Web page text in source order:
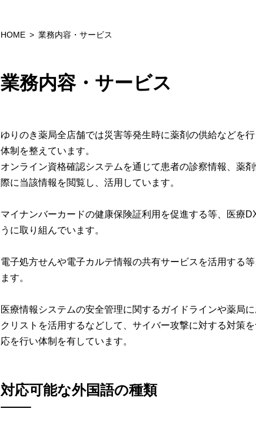
HOME 業務内容・サービス
業務内容・サービス
ゆりのき薬局全店舗では災害等発生時に薬剤の供給などを行
体制を整えています。
オンライン資格確認システムを通じて患者の診察情報、薬
際に当該情報を閲覧し、活用しています。
マイナンバーカードの健康保険証利用を促進する等、医療
うに取り組んでいます。
電子処方せんや電子カルテ情報の共有サービスを活用する
ます。
医療情報システムの安全管理に関するガイドラインや薬局
クリストを活用するなどして、サイバー攻撃に対する対策
応を行い体制を有しています。
対応可能な外国語の種類